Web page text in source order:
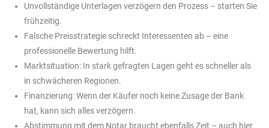
Unvollständige Unterlagen verzögern den Prozess – starten Sie
frühzeitig.
Falsche Preisstrategie schreckt Interessenten ab – eine
professionelle Bewertung hilft.
Marktsituation: In stark gefragten Lagen geht es schneller als
in schwächeren Regionen.
Finanzierung: Wenn der Käufer noch keine Zusage der Bank
hat, kann sich alles verzögern.
Abstimmung mit dem Notar braucht ebenfalls Zeit – auch hier